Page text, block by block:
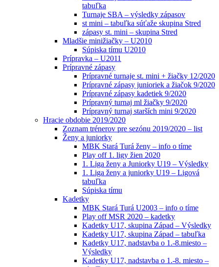
tabuľka
Turnaje SBA – výsledky zápasov
st mini – tabuľka súťaže skupina Stred
zápasy st. mini – skupina Stred
Mladšie minižiačky – U2010
Súpiska tímu U2010
Prípravka – U2011
Prípravné zápasy
Prípravné turnaje st. mini + žiačky 12/2020
Prípravné zápasy junioriek a žiačok 9/2020
Prípravné zápasy kadetiek 9/2020
Prípravný turnaj ml žiačky 9/2020
Prípravný turnaj starších mini 9/2020
Hracie obdobie 2019/2020
Zoznam trénerov pre sezónu 2019/2020 – list
Ženy a juniorky
MBK Stará Turá ženy – info o tíme
Play off 1. ligy žien 2020
1. Liga ženy a Juniorky U19 – Výsledky
1. Liga ženy a juniorky U19 – Ligová
tabuľka
Súpiska tímu
Kadetky
MBK Stará Turá U2003 – info o tíme
Play off MSR 2020 – kadetky
Kadetky U17, skupina Západ – Výsledky
Kadetky U17, skupina Západ – tabuľka
Kadetky U17, nadstavba o 1.-8.miesto –
Výsledky
Kadetky U17, nadstavba o 1.-8. miesto –